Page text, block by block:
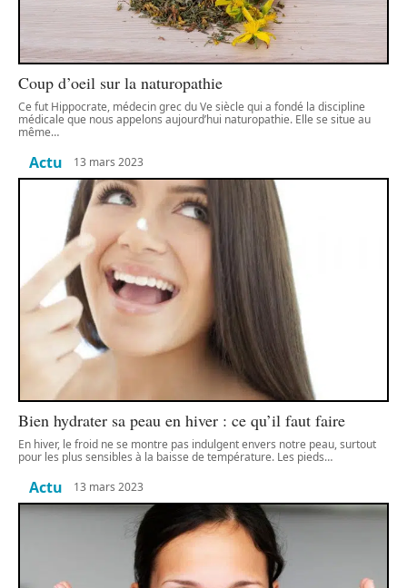
Coup d’oeil sur la naturopathie
Ce fut Hippocrate, médecin grec du Ve siècle qui a fondé la discipline
médicale que nous appelons aujourd’hui naturopathie. Elle se situe au
même…
Actu 13 mars 2023
Bien hydrater sa peau en hiver : ce qu’il faut faire
En hiver, le froid ne se montre pas indulgent envers notre peau, surtout
pour les plus sensibles à la baisse de température. Les pieds…
Actu 13 mars 2023